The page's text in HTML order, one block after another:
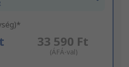
33 590 Ft
(ÁFÁ-val)